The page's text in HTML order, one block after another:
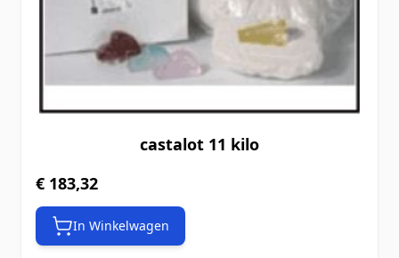
castalot 11 kilo
€ 183,32
In Winkelwagen